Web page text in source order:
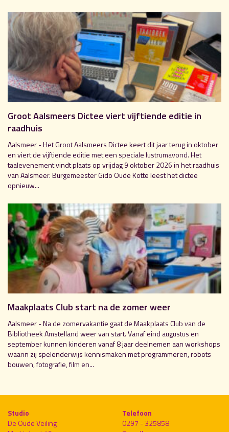
Groot Aalsmeers Dictee viert vijftiende editie in
raadhuis
Aalsmeer - Het Groot Aalsmeers Dictee keert dit jaar terug in oktober
en viert de vijftiende editie met een speciale lustrumavond. Het
taalevenement vindt plaats op vrijdag 9 oktober 2026 in het raadhuis
van Aalsmeer. Burgemeester Gido Oude Kotte leest het dictee
opnieuw...
Maakplaats Club start na de zomer weer
Aalsmeer - Na de zomervakantie gaat de Maakplaats Club van de
Bibliotheek Amstelland weer van start. Vanaf eind augustus en
september kunnen kinderen vanaf 8 jaar deelnemen aan workshops
waarin zij spelenderwijs kennismaken met programmeren, robots
bouwen, fotografie, film en...
Studio
De Oude Veiling
Telefoon
0297 - 325858